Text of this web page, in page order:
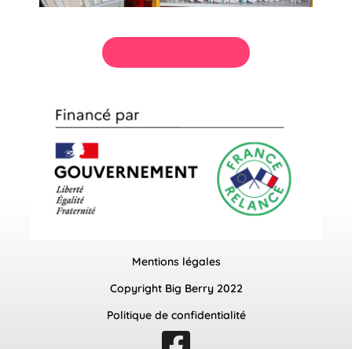
Mentions légales
Copyright Big Berry 2022
Politique de confidentialité